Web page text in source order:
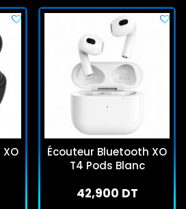
Écouteur Bluetooth XO
T4 Pods Blanc
42,900 DT